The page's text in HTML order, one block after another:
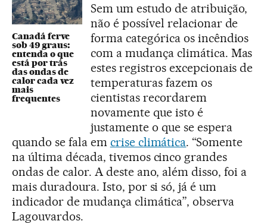
Canadá ferve
sob 49 graus:
entenda o que
está por trás
das ondas de
calor cada vez
mais
frequentes
Sem um estudo de atribuição,
não é possível relacionar de
forma categórica os incêndios
com a mudança climática. Mas
estes registros excepcionais de
temperaturas fazem os
cientistas recordarem
novamente que isto é
justamente o que se espera
quando se fala em crise climática. “Somente
na última década, tivemos cinco grandes
ondas de calor. A deste ano, além disso, foi a
mais duradoura. Isto, por si só, já é um
indicador de mudança climática”, observa
Lagouvardos.